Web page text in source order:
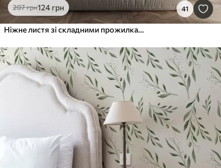
207грн124 грн 41
Ніжне листя зі складними прожилками та м'якими, приглушеними кольорами на блідому фактурному тлі